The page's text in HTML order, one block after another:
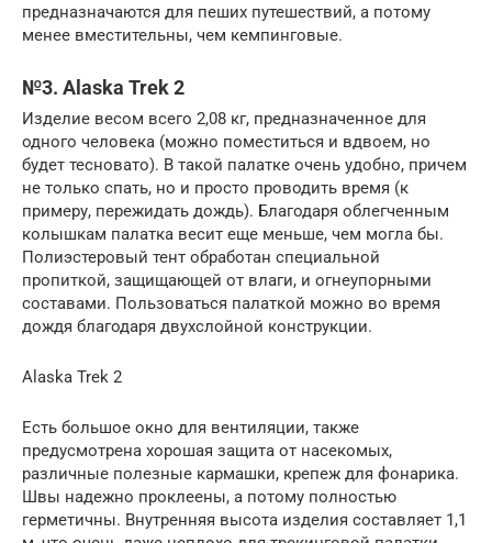
предназначаются для пеших путешествий, а потому
менее вместительны, чем кемпинговые.
№3. Alaska Trek 2
Изделие весом всего 2,08 кг, предназначенное для
одного человека (можно поместиться и вдвоем, но
будет тесновато). В такой палатке очень удобно, причем
не только спать, но и просто проводить время (к
примеру, пережидать дождь). Благодаря облегченным
колышкам палатка весит еще меньше, чем могла бы.
Полиэстеровый тент обработан специальной
пропиткой, защищающей от влаги, и огнеупорными
составами. Пользоваться палаткой можно во время
дождя благодаря двухслойной конструкции.
Alaska Trek 2
Есть большое окно для вентиляции, также
предусмотрена хорошая защита от насекомых,
различные полезные кармашки, крепеж для фонарика.
Швы надежно проклеены, а потому полностью
герметичны. Внутренняя высота изделия составляет 1,1